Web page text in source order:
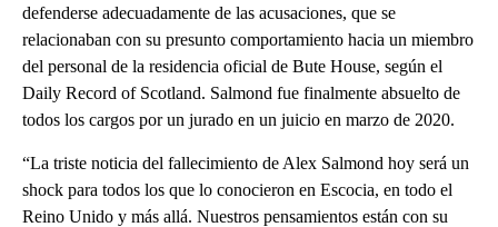
defenderse adecuadamente de las acusaciones, que se
relacionaban con su presunto comportamiento hacia un miembro
del personal de la residencia oficial de Bute House, según el
Daily Record of Scotland. Salmond fue finalmente absuelto de
todos los cargos por un jurado en un juicio en marzo de 2020.
“La triste noticia del fallecimiento de Alex Salmond hoy será un
shock para todos los que lo conocieron en Escocia, en todo el
Reino Unido y más allá. Nuestros pensamientos están con su